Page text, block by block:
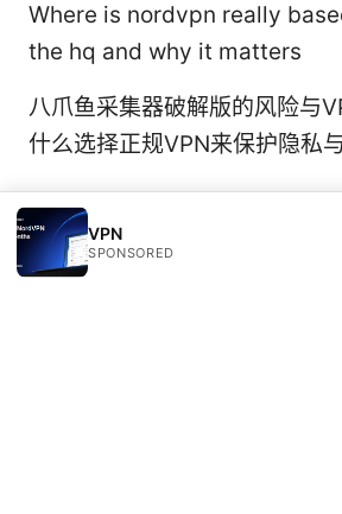
Where is nordvpn really
the hq and why it matters
八爪鱼采集器破解版的风险与
什么选择正规VPN来保护隐私
VPN
SPONSORED